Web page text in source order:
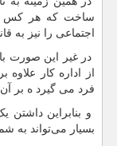
ساخت که هر کس که
اجتماعی را نیز به
در غیر این صورت
از اداره کار
فرد می گیرد ه بر
و بنابراین
بسیار می‌تواند به